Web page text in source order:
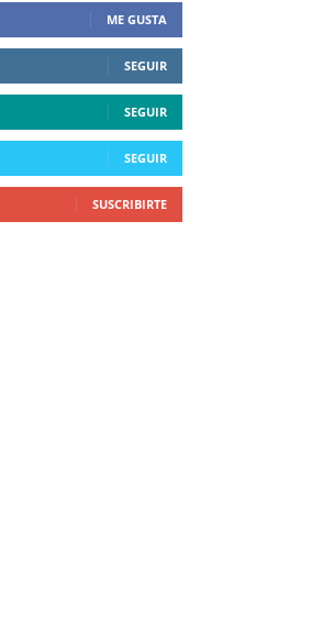
ME GUSTA
SEGUIR
SEGUIR
SEGUIR
SUSCRIBIRTE